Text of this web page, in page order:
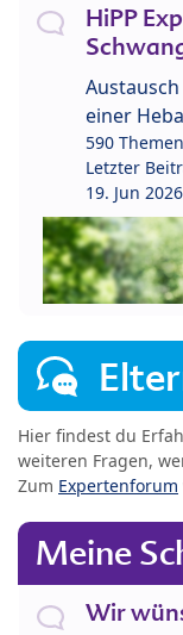
HiPP
einer
590
Letzter
19. Jun
Hier findest du
weiteren Fragen,
Zum Expertenforum
Meine
Wir